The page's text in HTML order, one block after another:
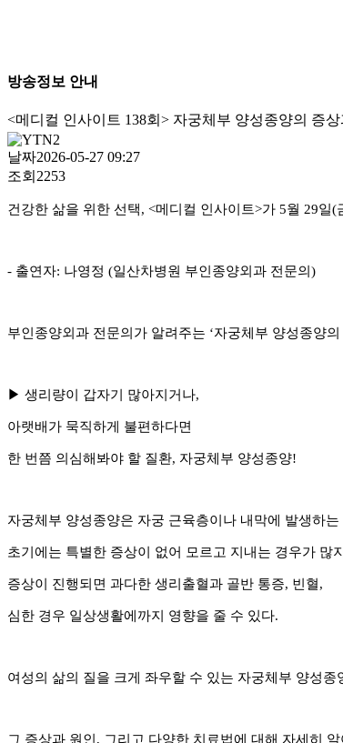
방송정보 안내
<메디컬 인사이트 138회> 자궁체부 양성종양의 증
날짜2026-05-27 09:27
조회 2253
건강한 삶을 위한 선택, <메디컬 인사이트>가 5월 29일(
- 출연자: 나영정 (일산차병원 부인종양외과 전문의 )
부인종양외과 전문의가 알려주는 ‘자궁체부 양성종양
▶ 생리량이 갑자기 많아지거나,
아랫배가 묵직하게 불편하다면
한 번쯤 의심해봐야 할 질환, 자궁체부 양성종양!
자궁체부 양성종양은 자궁 근육층이나 내막에 발생하는
초기에는 특별한 증상이 없어 모르고 지내는 경우가 많
증상이 진행되면 과다한 생리출혈과 골반 통증, 빈혈,
심한 경우 일상생활에까지 영향을 줄 수 있다.
여성의 삶의 질을 크게 좌우할 수 있는 자궁체부 양성종
그 증상과 원인 , 그리고 다양한 치료법에 대해 자세히